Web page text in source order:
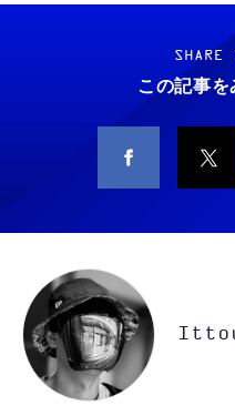
Grithope イ
耐久性】 有
ノイズ低減
￥949
タイプc 寝
睡眠用イヤ
￥2,199
MFi認証 【
し 48ビット/
霊界コミュ
WARASHI
￥5,400
M10SR AI
ト）
ット）
￥53,900
SHARE
この記事を